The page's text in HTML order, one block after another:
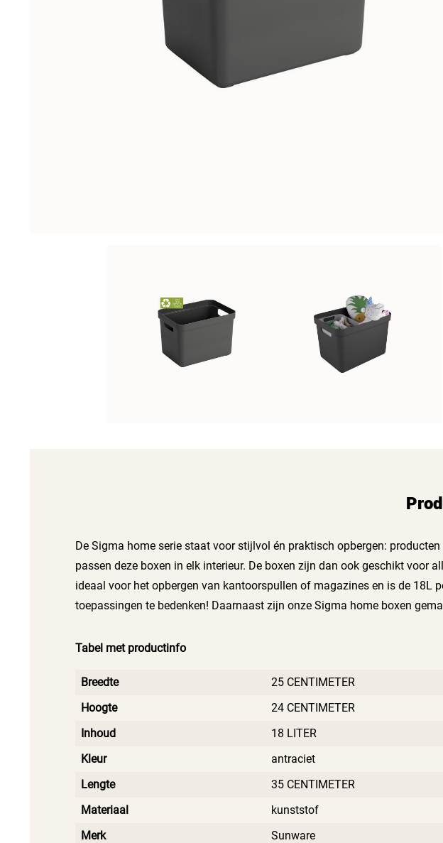
De Sigma home serie staat voor stijlvol én praktisch opbergen:
passen deze boxen in elk interieur. De boxen zijn dan ook geschikt voor
ideaal voor het opbergen van kantoorspullen of magazines en is de 18L
toepassingen te bedenken! Daarnaast zijn onze Sigma home boxen
Tabel met productinfo
Breedte
25 CENTIMETER
Hoogte
24 CENTIMETER
Inhoud
18 LITER
Kleur
antraciet
Lengte
35 CENTIMETER
Materiaal
kunststof
Merk
Sunware